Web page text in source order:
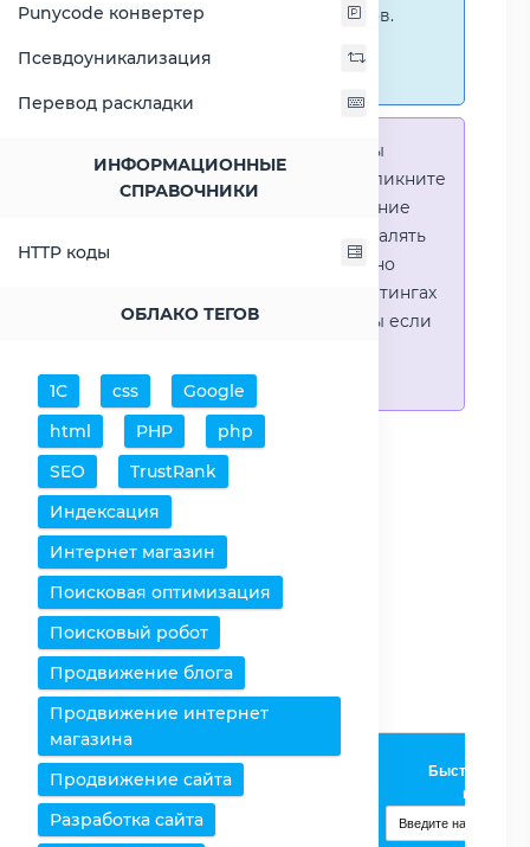
Punycode конвертер
Псевдоуникализация
Перевод раскладки
ИНФОРМАЦИОННЫЕ
СПРАВОЧНИКИ
HTTP коды
ОБЛАКО ТЕГОВ
1С css
Google
html
PHP
php
SEO
TrustRank
Индексация
Интернет магазин
Поисковая оптимизация
Поисковый робот
Продвижение блога
Продвижение интернет
магазина
Продвижение сайта
Разработка сайта
параметров процессоров.
сравнениям.
Для того что-бы
выделить процессор - кликните
на его название. Выделение
позволяет выборочно удалять
процессоры или наглядно
видеть результаты в рейтингах
(Во избежении путаницы если
процессоров)
Добавить процессоры
Очистить таблицу
Снять все выделения
Оставить только
выбранное
Удалить выбранное
Процессоры /
Характеристики
AMD
Быстрое